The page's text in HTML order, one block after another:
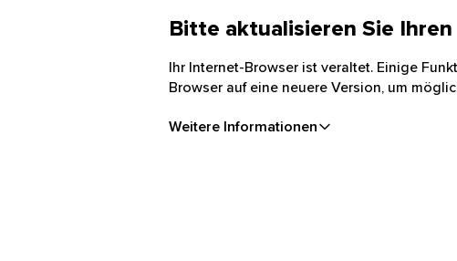
Bitte aktualisieren Sie
Ihr Internet-Browser ist veraltet. Einige
Browser auf eine neuere Version, um
Weitere Informationen